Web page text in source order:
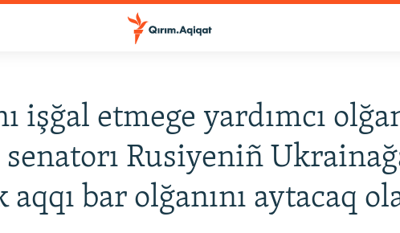
işğal etmege yardımcı
senatorı Rusiyeniñ
aqqı bar olğanını aytacaq